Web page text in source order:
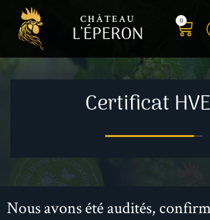
CHÂTEAU
L'ÉPERON
0
Certificat
Nous avons été audités,